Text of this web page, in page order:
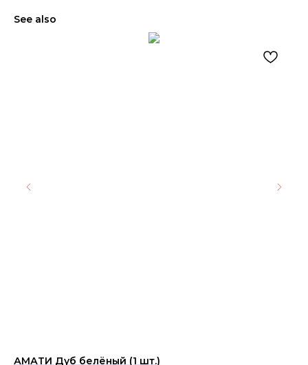
See also
АМАТИ Дуб белёный (1 шт.)